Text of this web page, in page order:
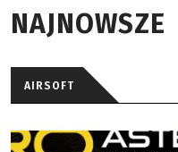
NAJNOWSZE
AIRSOFT